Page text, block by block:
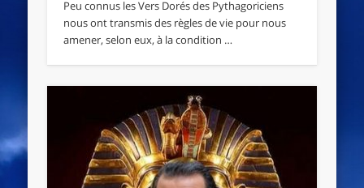
Peu connus les Vers Dorés des Pythagoriciens
nous ont transmis des règles de vie pour nous
amener, selon eux, à la condition …